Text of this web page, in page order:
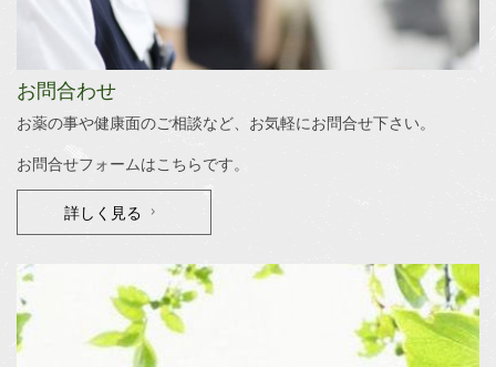
お問合わせ
お薬の事や健康面のご相談など、お気軽にお問合せ下さい。
お問合せフォームはこちらです。
詳しく見る